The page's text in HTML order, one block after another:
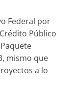
Federal por
Público
mismo que
a lo